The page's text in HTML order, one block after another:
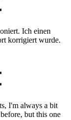
Ich einen
korrigiert wurde.
I'm always a bit
but this one